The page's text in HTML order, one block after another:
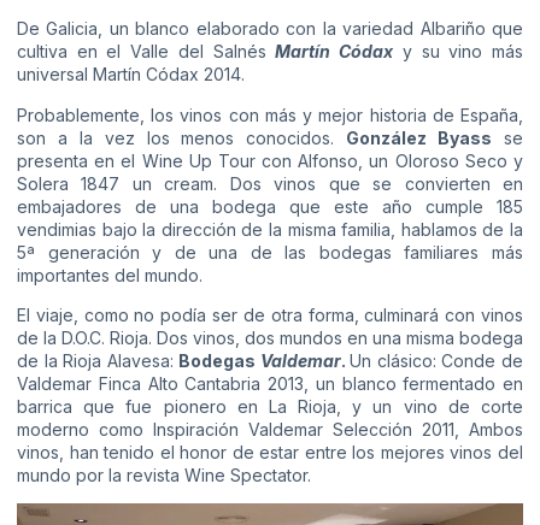
De Galicia, un blanco elaborado con la variedad Albariño que
cultiva en el Valle del SalnésMartín Códax y su vino más
universal Martín Códax 2014.
Probablemente, los vinos con más y mejor historia de España,
son a la vez los menos conocidos. González Byass se
presenta en el Wine Up Tour con Alfonso, un Oloroso Seco y
Solera 1847 un cream. Dos vinos que se convierten en
embajadores de una bodega que este año cumple 185
vendimias bajo la dirección de la misma familia, hablamos de la
5ª generación y de una de las bodegas familiares más
importantes del mundo.
El viaje, como no podía ser de otra forma, culminará con vinos
de la D.O.C. Rioja. Dos vinos, dos mundos en una misma bodega
de la Rioja Alavesa: Bodegas Valdemar.Un clásico: Conde de
Valdemar Finca Alto Cantabria 2013, un blanco fermentado en
barrica que fue pionero en La Rioja, y un vino de corte
moderno como Inspiración Valdemar Selección 2011, Ambos
vinos, han tenido el honor de estar entre los mejores vinos del
mundo por la revista Wine Spectator.